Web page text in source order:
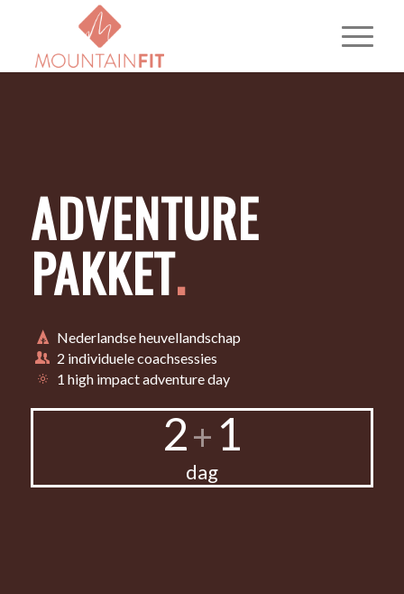
ADVENTURE
PAKKET.
Nederlandse heuvellandschap
2 individuele coachsessies
1 high impact adventure day
2+ 1
dag